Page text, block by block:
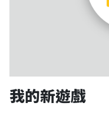
我的新遊戲